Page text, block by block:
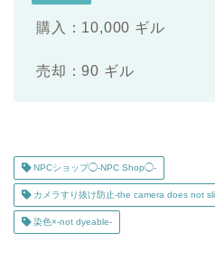
購入：10,000 ギル
売却：90 ギル
NPCショップ◯-NPC Shop◯-
カメラすり抜け防止-the camera does not
染色×-not dyeable-